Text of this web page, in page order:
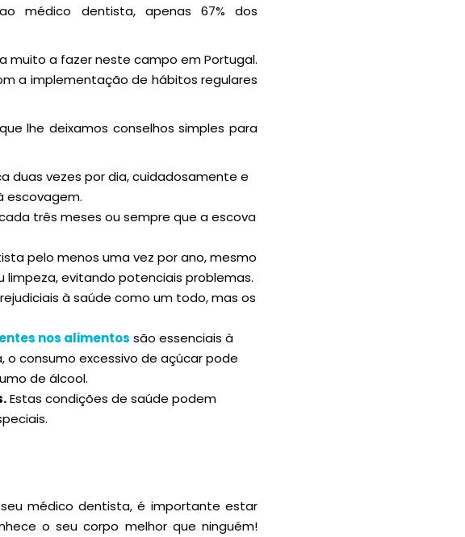
médico dentista, apenas 67% dos
muito a fazer neste campo em Portugal.
a implementação de hábitos regulares
lhe deixamos conselhos simples para
duas vezes por dia, cuidadosamente e
escovagem.
três meses ou sempre que a escova
pelo menos uma vez por ano, mesmo
evitando potenciais problemas.
à saúde como um todo, mas os
nos alimentos são essenciais à
consumo excessivo de açúcar pode
de álcool.
Estas condições de saúde podem
médico dentista, é importante estar
o seu corpo melhor que ninguém!